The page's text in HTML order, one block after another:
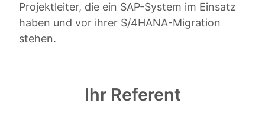
Projektleiter, die ein SAP-System im Einsatz
haben und vor ihrer S/4HANA-Migration
stehen.
Ihr Referent